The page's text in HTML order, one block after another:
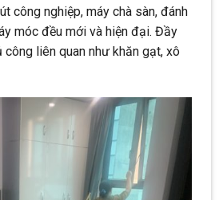
công nghiệp, máy chà sàn, đánh
móc đều mới và hiện đại. Đầy
liên quan như khăn gạt, xô